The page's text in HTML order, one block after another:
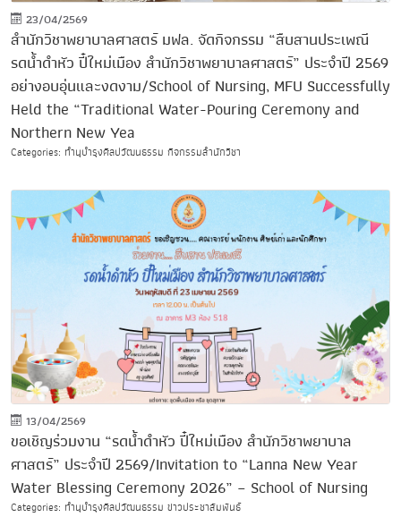
23/04/2569
สำนักวิชาพยาบาลศาสตร์ มฟล. จัดกิจกรรม “สืบสานประเพณี
รดน้ำดำหัว ปี๋ใหม่เมือง สำนักวิชาพยาบาลศาสตร์” ประจำปี 2569
อย่างอบอุ่นและงดงาม/School of Nursing, MFU Successfully
Held the “Traditional Water-Pouring Ceremony and
Northern New Yea
Categories: ทำนุบำรุงศิลปวัฒนธรรม กิจกรรมสำนักวิชา
13/04/2569
ขอเชิญร่วมงาน “รดน้ำดำหัว ปี๋ใหม่เมือง สำนักวิชาพยาบาล
ศาสตร์” ประจำปี 2569/Invitation to “Lanna New Year
Water Blessing Ceremony 2026” – School of Nursing
Categories: ทำนุบำรุงศิลปวัฒนธรรม ข่าวประชาสัมพันธ์